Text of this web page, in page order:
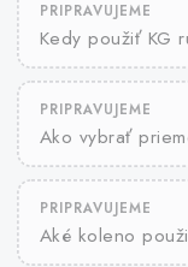
PRIPRAVUJEME
Kedy použiť KG
PRIPRAVUJEME
Ako vybrať
PRIPRAVUJEME
Aké koleno